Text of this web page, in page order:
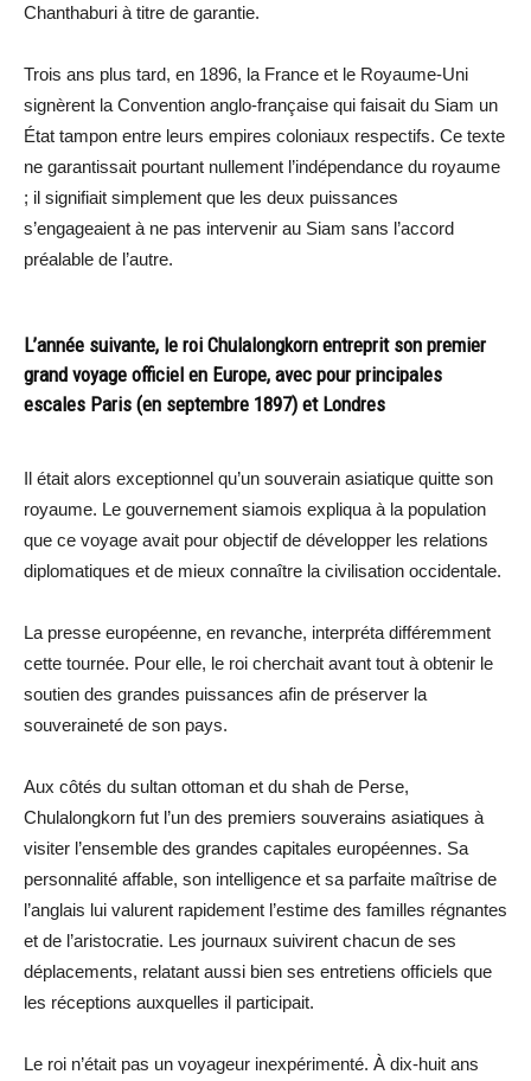
Chanthaburi à titre de garantie.
Trois ans plus tard, en 1896, la France et le Royaume-Uni
signèrent la Convention anglo-française qui faisait du Siam un
État tampon entre leurs empires coloniaux respectifs. Ce texte
ne garantissait pourtant nullement l’indépendance du royaume
; il signifiait simplement que les deux puissances
s’engageaient à ne pas intervenir au Siam sans l’accord
préalable de l’autre.
L’année suivante, le roi Chulalongkorn entreprit son premier
grand voyage officiel en Europe, avec pour principales
escales Paris (en septembre 1897) et Londres
Il était alors exceptionnel qu’un souverain asiatique quitte son
royaume. Le gouvernement siamois expliqua à la population
que ce voyage avait pour objectif de développer les relations
diplomatiques et de mieux connaître la civilisation occidentale.
La presse européenne, en revanche, interpréta différemment
cette tournée. Pour elle, le roi cherchait avant tout à obtenir le
soutien des grandes puissances afin de préserver la
souveraineté de son pays.
Aux côtés du sultan ottoman et du shah de Perse,
Chulalongkorn fut l’un des premiers souverains asiatiques à
visiter l’ensemble des grandes capitales européennes. Sa
personnalité affable, son intelligence et sa parfaite maîtrise de
l’anglais lui valurent rapidement l’estime des familles régnantes
et de l’aristocratie. Les journaux suivirent chacun de ses
déplacements, relatant aussi bien ses entretiens officiels que
les réceptions auxquelles il participait.
Le roi n’était pas un voyageur inexpérimenté. À dix-huit ans